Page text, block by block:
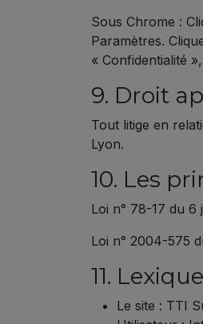
Sous Chrome :
Paramètres.
« Confidentialité
9. Droit
Tout litige en
Lyon.
10. Les
Loi n° 78-17 du
Loi n° 2004-575
11.
Le site : TTI